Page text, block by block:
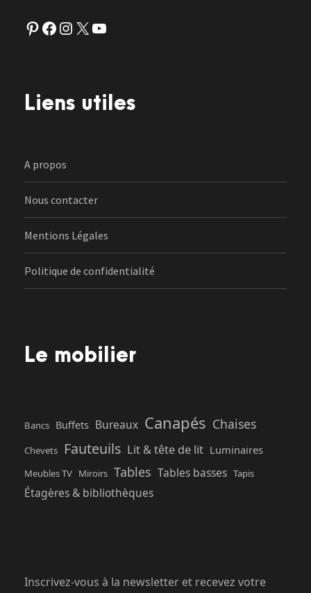
Pinterest Facebook Instagram X YouTube
Liens utiles
A propos
Nous contacter
Mentions Légales
Politique de confidentialité
Le mobilier
Bancs Buffets Bureaux Canapés Chaises
Chevets Fauteuils Lit & tête de lit Luminaires
Meubles TV Miroirs Tables Tables basses Tapis
Étagères & bibliothèques
Inscrivez-vous à la newsletter et recevez votre